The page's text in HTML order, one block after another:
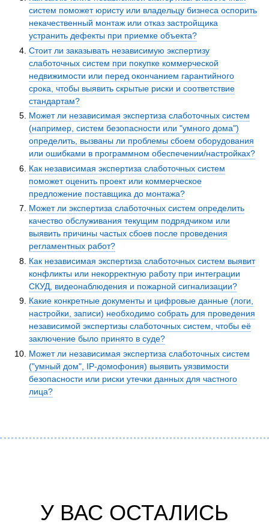
систем поможет юристу или владельцу бизнеса оспорить
некачественный монтаж или отказ застройщика
устранить дефекты при приемке объекта?
Стоит ли заказывать независимую экспертизу
слаботочных систем при покупке коммерческой
недвижимости или перед окончанием гарантийного
срока, чтобы выявить скрытые риски и соответствие
стандартам?
Может ли независимая экспертиза слаботочных систем
(например, систем безопасности или "умного дома")
определить, вызваны ли проблемы сбоем оборудования
или ошибками в программном обеспечении/настройках?
Как независимая экспертиза слаботочных систем
поможет оценить проект или коммерческое
предложение поставщика до монтажа?
Может ли экспертиза слаботочных систем определить
качество обслуживания текущим подрядчиком или
выявить причины частых сбоев после проведения
регламентных работ?
Как независимая экспертиза слаботочных систем выявит
конфликты или некорректную работу при интеграции
СКУД, видеонаблюдения и пожарной сигнализации?
Какие конкретные документы и цифровые данные (логи,
настройки, записи) необходимо собрать для проведения
независимой экспертизы слаботочных систем, чтобы её
заключение было принято в суде?
Может ли независимая экспертиза слаботочных систем
("умный дом", IP-домофония) выявить уязвимости
безопасности или риски утечки данных для частного
лица?
У ВАС ОСТАЛИСЬ